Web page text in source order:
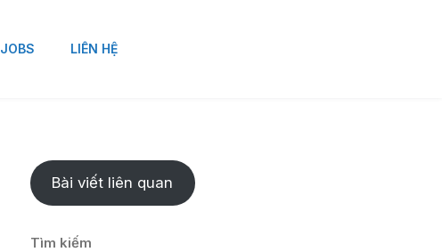
LIÊN HỆ
Bài viết liên quan
Tìm kiếm